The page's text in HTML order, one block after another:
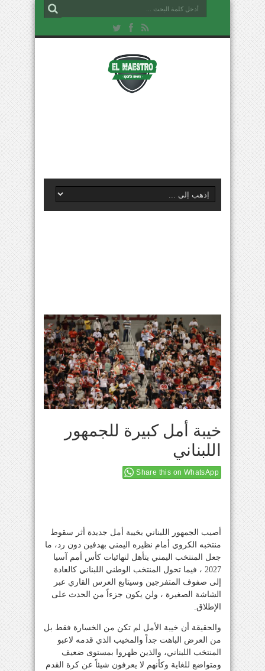
خيبة أمل كبيرة للجمهور
اللبناني
Share this on WhatsApp
أصيب الجمهور اللبناني بخيبة أمل جديدة أثر سقوط
منتخبه الكروي أمام نظيره اليمني بهدفين دون رد، ما
جعل المنتخب اليمني يتأهل لنهائيات كأس أمم آسيا
2027 ، فيما تحول المنتخب الوطني اللبناني كالعادة
إلى صفوف المتفرجين وسيتابع العرس القاري عبر
الشاشة الصغيرة ، ولن يكون جزءاً من الحدث على
الإطلاق.
والحقيقة أن خيبة الأمل لم تكن من الخسارة فقط بل
من العرض الباهت جداً والمخيب الذي قدمه لاعبو
المنتخب اللبناني، والذين ظهروا بمستوى ضعيف
ومتواضع للغاية وكأنهم لا يعرفون شيئاً عن كرة القدم